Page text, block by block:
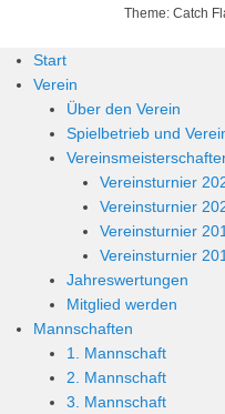
Theme: Catch
Start
Verein
Über den Verein
Spielbetrieb und
Vereinsturnier
Vereinsturnier
Vereinsturnier
Vereinsturnier
Jahreswertungen
Mitglied werden
Mannschaften
1. Mannschaft
2. Mannschaft
3. Mannschaft